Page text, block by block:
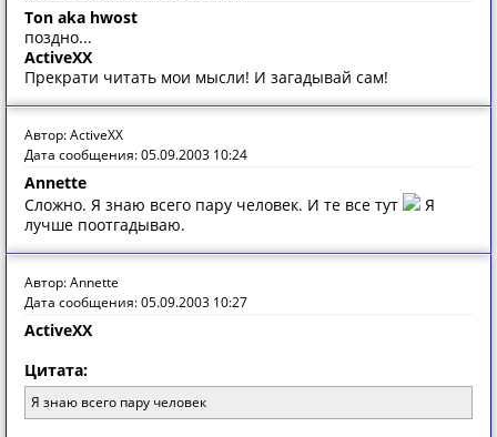
Ton aka hwost
поздно...
ActiveXX
Прекрати читать мои мысли! И загадывай сам!
Автор: ActiveXX
Дата сообщения: 05.09.2003 10:24
Annette
Сложно. Я знаю всего пару человек. И те все тут
Я
лучше поотгадываю.
Автор: Annette
Дата сообщения: 05.09.2003 10:27
ActiveXX
Цитата:
Я знаю всего пару человек